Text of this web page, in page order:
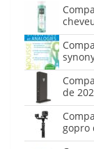
de
gopro